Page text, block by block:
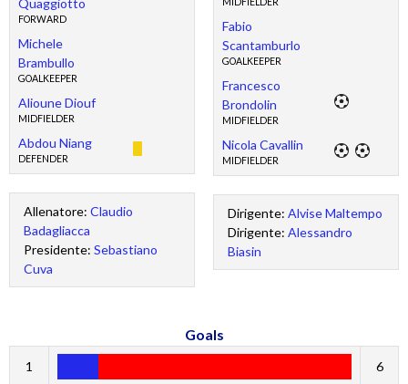
Quaggiotto
FORWARD
Michele
Brambullo
GOALKEEPER
Alioune Diouf
MIDFIELDER
Abdou Niang
DEFENDER
Allenatore: Claudio
Badagliacca
Presidente: Sebastiano
Cuva
Fabio
Scantamburlo
GOALKEEPER
Francesco
Brondolin
MIDFIELDER
Nicola Cavallin
MIDFIELDER
Dirigente: Alvise Maltempo
Dirigente: Alessandro
Biasin
Goals
1 6